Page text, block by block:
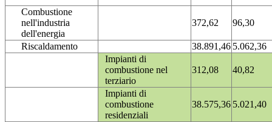
Combustione
nell'industria
dell'energia
372,62 96,30
Riscaldamento 38.891,46 5.062,36
Impianti di
combustione nel
terziario
312,08 40,82
Impianti di
combustione
residenziali
38.575,36 5.021,40